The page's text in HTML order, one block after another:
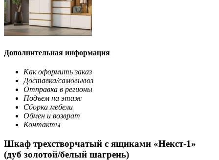
Дополнительная информация
Как оформить заказ
Доставка/самовывоз
Отправка в регионы
Подъем на этаж
Сборка мебели
Обмен и возврат
Контакты
Шкаф трехстворчатый с ящиками «Некст-1»
(дуб золотой/белый шагрень)